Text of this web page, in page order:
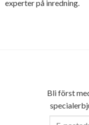
experter på inredning.
Bli först